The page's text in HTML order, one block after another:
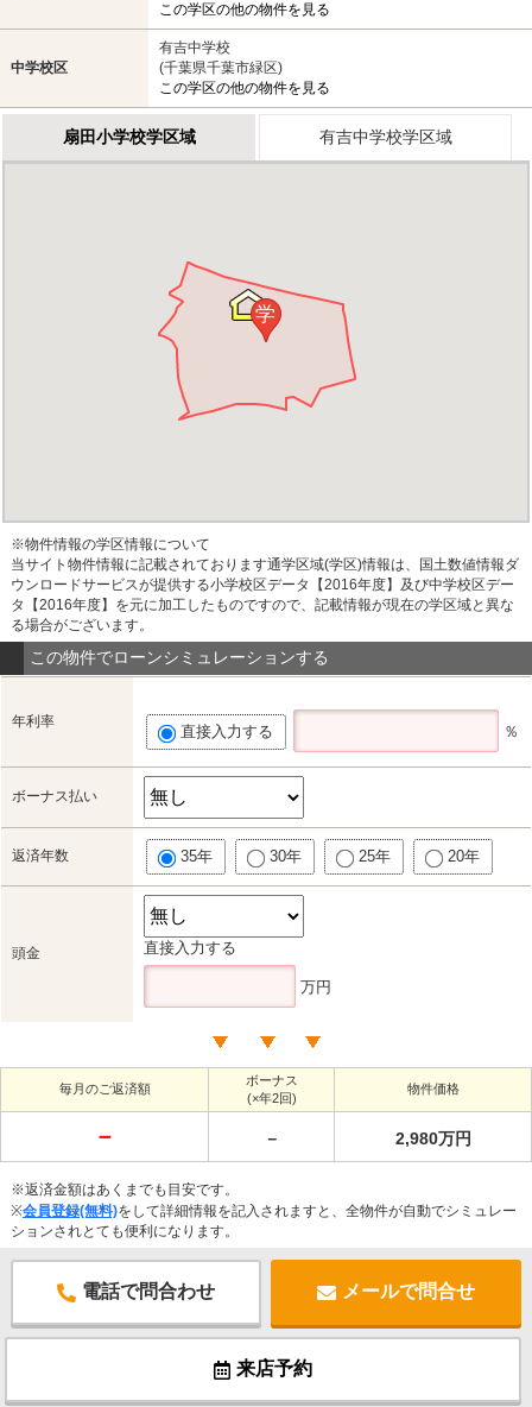
この学区の他の物件を見る
中学校区
有吉中学校
(千葉県千葉市緑区)
この学区の他の物件を見る
扇田小学校学区域 有吉中学校学区域
学
※物件情報の学区情報について
当サイト物件情報に記載されております通学区域(学区)情報は、国土数値情報ダ
ウンロードサービスが提供する小学校区データ【2016年度】及び中学校区デー
タ【2016年度】を元に加工したものですので、記載情報が現在の学区域と異な
る場合がございます。
この物件でローンシミュレーションする
年利率
直接入力する ％
ボーナス払い
返済年数 35年 30年 25年 20年
頭金 直接入力する
万円
毎月のご返済額
ボーナス
(×年2回)
物件価格
－ － 2,980万円
※返済金額はあくまでも目安です。
※会員登録(無料)をして詳細情報を記入されますと、全物件が自動でシミュレー
ションされとても便利になります。
電話で問合わせ メールで問合せ
来店予約